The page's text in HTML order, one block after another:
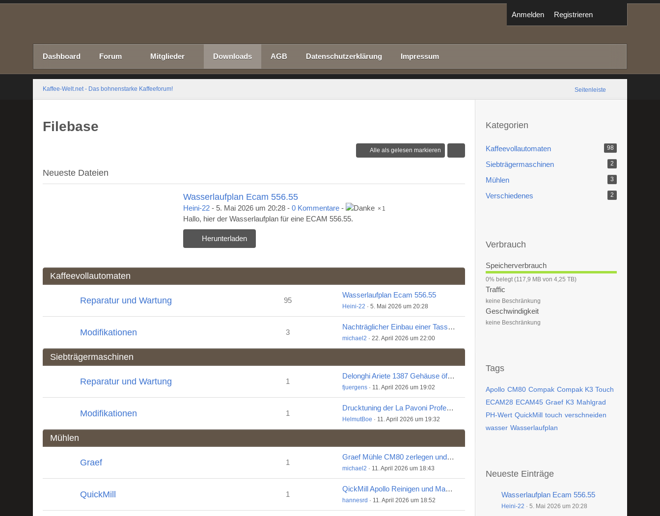
Anmelden Registrieren
Dashboard Forum Mitglieder Downloads AGB Datenschutzerklärung Impressum
Kaffee-Welt.net - Das bohnenstarke Kaffeeforum! Seitenleiste
Filebase
Alle als gelesen markieren
Neueste Dateien
Wasserlaufplan Ecam 556.55
Heini-22 - 5. Mai 2026 um 20:28 -0 Kommentare - 1
Hallo, hier der Wasserlaufplan für eine ECAM 556.55.
Herunterladen
Kaffeevollautomaten
Reparatur und Wartung 95
Wasserlaufplan Ecam 556.55
Heini-22 5. Mai 2026 um 20:28
Modifikationen 3
Nachträglicher Einbau einer Tassenbeleuchtung
michael2 22. April 2026 um 22:00
Siebträgermaschinen
Reparatur und Wartung 1
Delonghi Ariete 1387 Gehäuse öffnen
fjuergens 11. April 2026 um 19:02
Modifikationen 1
Drucktuning der La Pavoni Professionale
HelmutBoe 11. April 2026 um 19:32
Mühlen
Graef 1
Graef Mühle CM80 zerlegen und reinigen
michael2 11. April 2026 um 18:43
QuickMill 1
QickMill Apollo Reinigen und Mahlgradoptimierung
hannesrd 11. April 2026 um 18:52
Kategorien
Kaffeevollautomaten 98
Siebträgermaschinen 2
Mühlen 3
Verschiedenes 2
Verbrauch
Speicherverbrauch
0
%
0% belegt (117,9 MB von 4,25 TB)
Traffic
keine Beschränkung
Geschwindigkeit
keine Beschränkung
Tags
Apollo CM80 Compak Compak K3 Touch
ECAM28 ECAM45 Graef K3 Mahlgrad
PH-Wert QuickMill touch verschneiden
wasser Wasserlaufplan
Neueste Einträge
Wasserlaufplan Ecam 556.55
Heini-22 5. Mai 2026 um 20:28